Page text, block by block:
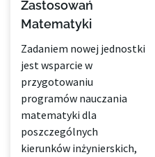
Zastosowań
Matematyki
Zadaniem nowej jednostki
jest wsparcie w
przygotowaniu
programów nauczania
matematyki dla
poszczególnych
kierunków inżynierskich,